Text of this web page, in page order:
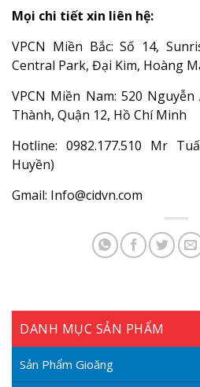
Mọi chi tiết xin liên hệ:
VPCN Miền Bắc: Số 14,
Central Park, Đại Kim, Hoàng
VPCN Miền Nam: 520
Thành, Quận 12, Hồ Chí Minh
Hotline: 0982.177.510 Mr
Huyền)
Gmail: Info@cidvn.com
DANH MỤC SẢN PHẨM
Sản Phẩm Gioăng